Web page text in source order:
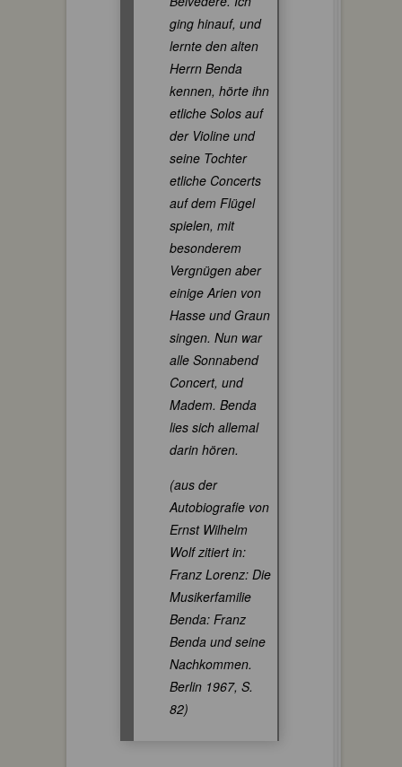
ging hinauf, und
lernte den alten
Herrn Benda
kennen, hörte ihn
etliche Solos auf
der Violine und
seine Tochter
etliche Concerts
auf dem Flügel
spielen, mit
besonderem
Vergnügen aber
einige Arien von
Hasse und Graun
singen. Nun war
alle Sonnabend
Concert, und
Madem. Benda
lies sich allemal
darin hören.
(aus der
Autobiografie von
Ernst Wilhelm
Wolf zitiert in:
Franz Lorenz: Die
Musikerfamilie
Benda: Franz
Benda und seine
Nachkommen.
Berlin 1967, S.
82)